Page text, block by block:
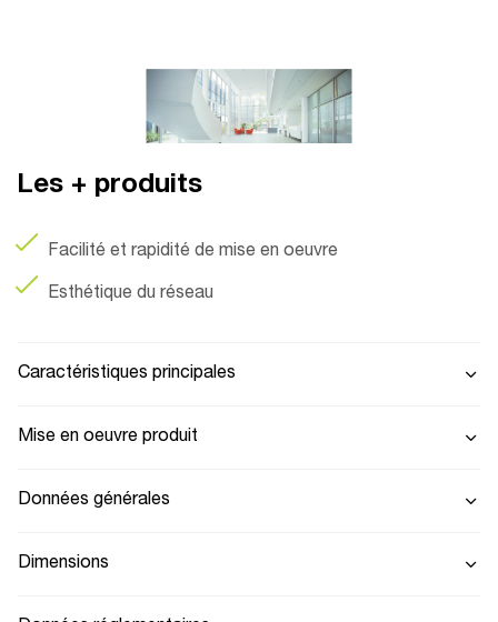
Les + produits
Facilité et rapidité de mise en oeuvre
Esthétique du réseau
Caractéristiques principales
Mise en oeuvre produit
Données générales
Dimensions